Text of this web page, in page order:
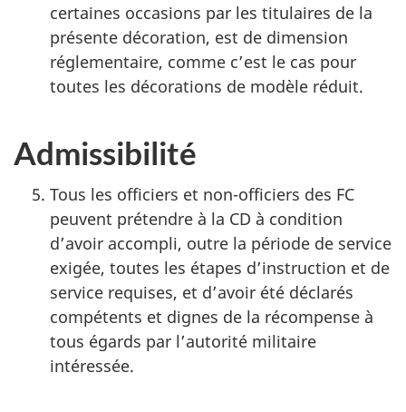
certaines occasions par les titulaires de la
présente décoration, est de dimension
réglementaire, comme c’est le cas pour
toutes les décorations de modèle réduit.
Admissibilité
Tous les officiers et non-officiers des FC
peuvent prétendre à la CD à condition
d’avoir accompli, outre la période de service
exigée, toutes les étapes d’instruction et de
service requises, et d’avoir été déclarés
compétents et dignes de la récompense à
tous égards par l’autorité militaire
intéressée.